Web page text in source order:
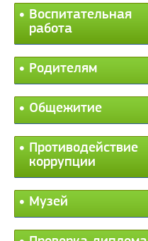
Воспитательная
работа
Родителям
Общежитие
Противодействие
коррупции
Музей